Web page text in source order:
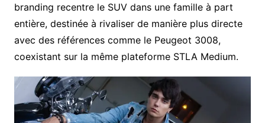
branding recentre le SUV dans une famille à part
entière, destinée à rivaliser de manière plus directe
avec des références comme le Peugeot 3008,
coexistant sur la même plateforme STLA Medium.